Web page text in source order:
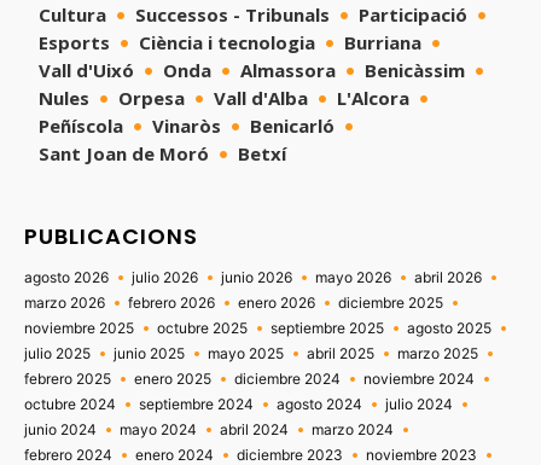
Cultura
Successos - Tribunals
Participació
Esports
Ciència i tecnologia
Burriana
Vall d'Uixó
Onda Almassora
Benicàssim
Nules
Orpesa Vall d'Alba
L'Alcora
Peñíscola
Vinaròs
Benicarló
Sant Joan de Moró
Betxí
PUBLICACIONS
agosto 2026 julio 2026 junio 2026 mayo 2026
abril 2026
marzo 2026
febrero 2026 enero 2026
diciembre 2025
noviembre 2025
octubre 2025 septiembre 2025
agosto 2025
julio 2025
junio 2025 mayo 2025 abril 2025
marzo 2025
febrero 2025
enero 2025 diciembre 2024
noviembre 2024
octubre 2024
septiembre 2024 agosto 2024
julio 2024
junio 2024
mayo 2024 abril 2024
marzo 2024
febrero 2024
enero 2024 diciembre 2023
noviembre 2023